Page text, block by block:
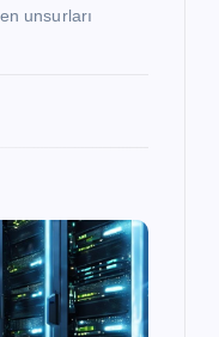
unsurları